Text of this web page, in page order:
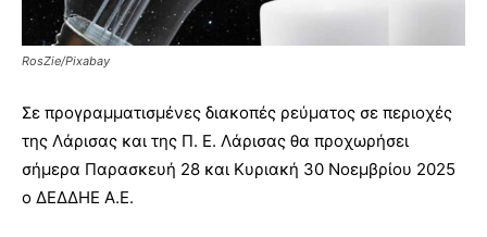
RosZie/Pixabay
Σε προγραμματισμένες διακοπές ρεύματος σε περιοχές
της Λάρισας και της Π. Ε. Λάρισας θα προχωρήσει
σήμερα Παρασκευή 28 και Κυριακή 30 Νοεμβρίου 2025
ο ΔΕΔΔΗΕ Α.Ε.